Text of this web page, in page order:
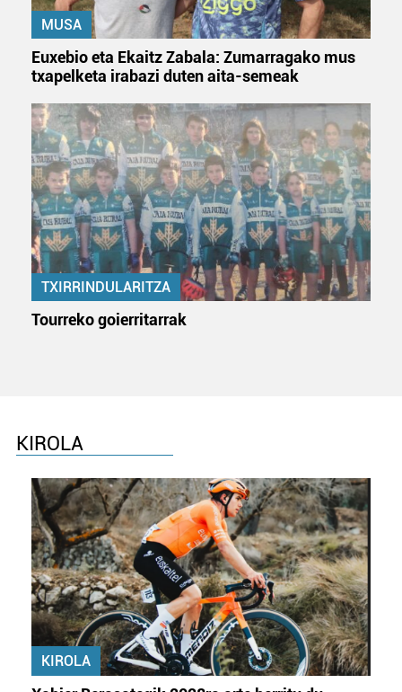
MUSA
Euxebio eta Ekaitz Zabala: Zumarragako mus
txapelketa irabazi duten aita-semeak
TXIRRINDULARITZA
Tourreko goierritarrak
KIROLA
KIROLA